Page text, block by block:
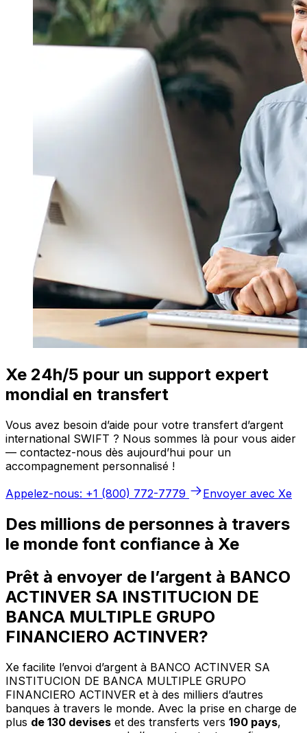
Xe 24h/5 pour un support expert
mondial en transfert
Vous avez besoin d’aide pour votre transfert d’argent
international SWIFT ? Nous sommes là pour vous aider
— contactez-nous dès aujourd’hui pour un
accompagnement personnalisé !
Appelez-nous: +1 (800) 772-7779
Envoyer avec Xe
Des millions de personnes à travers
le monde font confiance à Xe
Prêt à envoyer de l’argent à BANCO
ACTINVER SA INSTITUCION DE
BANCA MULTIPLE GRUPO
FINANCIERO ACTINVER?
Xe facilite l’envoi d’argent à BANCO ACTINVER SA
INSTITUCION DE BANCA MULTIPLE GRUPO
FINANCIERO ACTINVER et à des milliers d’autres
banques à travers le monde. Avec la prise en charge de
plus de 130 devises et des transferts vers 190 pays,